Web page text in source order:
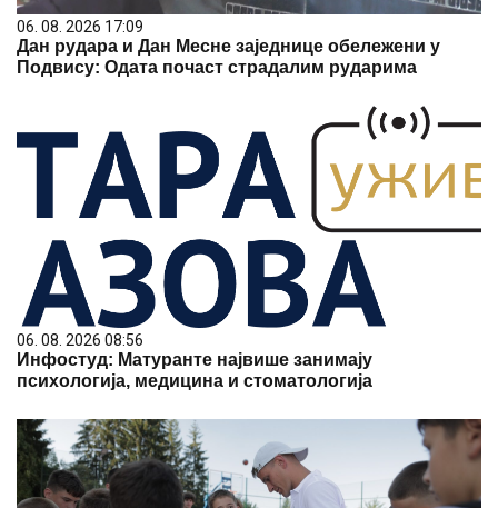
06. 08. 2026 17:09
Дан рудара и Дан Месне заједнице обележени у
Подвису: Одата почаст страдалим рударима
06. 08. 2026 08:56
Инфостуд: Матуранте највише занимају
психологија, медицина и стоматологија